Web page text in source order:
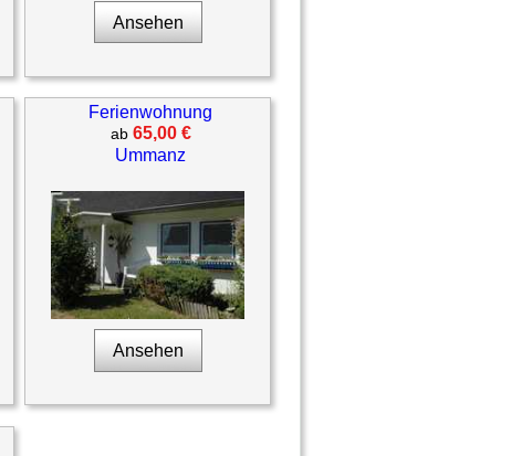
Ansehen
Ferienwohnung
ab 65,00 €
Ummanz
Ansehen